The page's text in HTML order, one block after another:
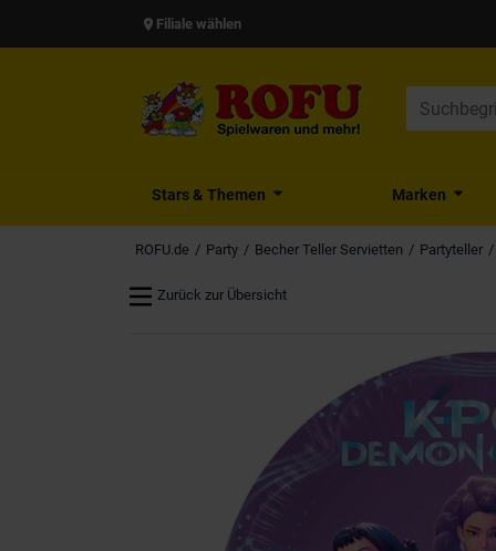
Filiale wählen
Stars & Themen Marken
ROFU.de Party Becher Teller Servietten Partyteller
Zurück zur Übersicht